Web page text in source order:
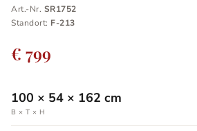
Art.-Nr. SR1752
Standort: F-213
€ 799
100 × 54 × 162 cm
B × T × H